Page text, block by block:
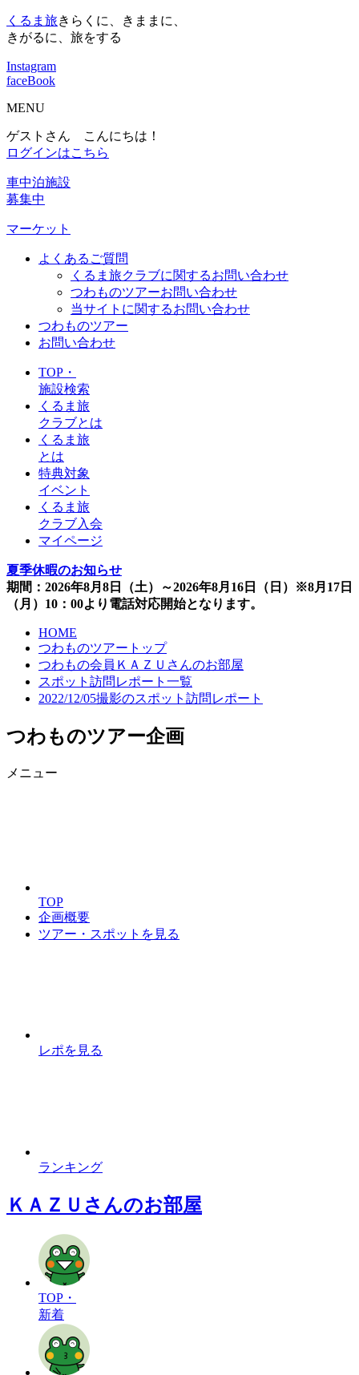
くるま旅きらくに、きままに、
きがるに、旅をする
Instagram
faceBook
MENU
ゲストさん こんにちは！
ログインはこちら
車中泊施設
募集中
マーケット
よくあるご質問
くるま旅クラブに関するお問い合わせ
つわものツアーお問い合わせ
当サイトに関するお問い合わせ
つわものツアー
お問い合わせ
TOP・
施設検索
くるま旅
クラブとは
くるま旅
とは
特典対象
イベント
くるま旅
クラブ入会
マイページ
夏季休暇のお知らせ
期間：2026年8月8日（土）～2026年8月16日（日）※8月17日
（月）10：00より電話対応開始となります。
HOME
つわものツアートップ
つわもの会員ＫＡＺＵさんのお部屋
スポット訪問レポート一覧
2022/12/05撮影のスポット訪問レポート
つわものツアー企画
メニュー
TOP
企画概要
ツアー・スポットを見る
レポを見る
ランキング
ＫＡＺＵさんのお部屋
TOP・
新着